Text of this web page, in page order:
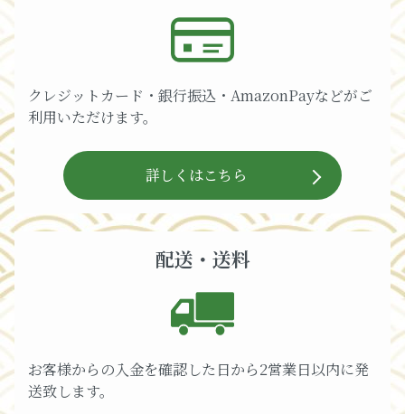
クレジットカード・銀行振込・AmazonPayなどがご
利用いただけます。
詳しくはこちら
配送・送料
お客様からの入金を確認した日から2営業日以内に発
送致します。